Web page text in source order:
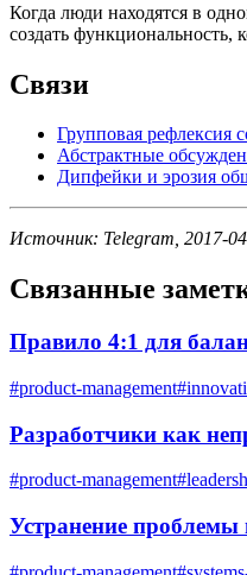
Когда люди находятся в
создать функциональность,
Связи
Групповая рефлексия
Абстрактные
Дипфейки и эрозия
Источник: Telegram, 2017-
Связанные
Правило 4:1 для
#product-management#
Разработчики как
#product-management#
Устранение проблемы